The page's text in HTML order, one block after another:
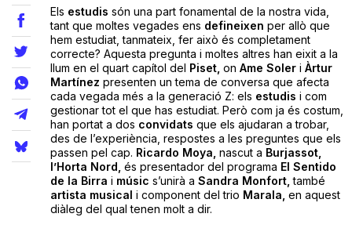
Internet
Opinió
Llibres
La Llista
Llocs
Els estudis són una part fonamental de la nostra vida,
tant que moltes vegades ens defineixen per allò que
hem estudiat, tanmateix, fer això és completament
correcte? Aquesta pregunta i moltes altres han eixit a la
llum en el quart capítol del Piset, on Ame Soleri Àrtur
Martínez presenten un tema de conversa que afecta
cada vegada més a la generació Z: els estudis i com
gestionar tot el que has estudiat. Però com ja és costum,
han portat a dos convidats que els ajudaran a trobar,
des de l’experiència, respostes a les preguntes que els
passen pel cap. Ricardo Moya, nascut a Burjassot,
l’Horta Nord, és presentador del programa El Sentido
de la Birra i músic s’unirà a Sandra Monfort, també
artista musical i component del trio Marala, en aquest
diàleg del qual tenen molt a dir.